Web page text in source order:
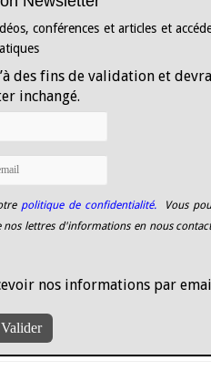
conférences et articles et
des fins de validation et
inchangé.
politique de confidentialité.
Vous
lettres d'informations en nous
nos informations par